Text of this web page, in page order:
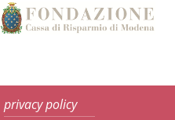
privacy policy